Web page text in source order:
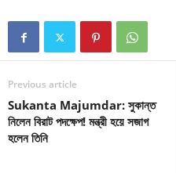
Previous article
Sukanta Majumdar: সুকান্ত
নিলেন বিরাট পদক্ষেপ! মন্ত্রী হয়ে সজাগ
হলেন তিনি